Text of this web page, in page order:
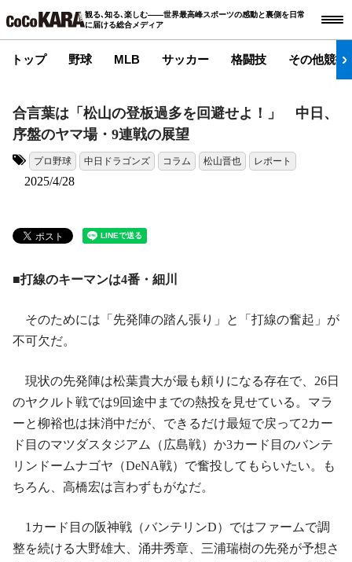
観る､知る､楽しむ――世界最高峰スポーツの感動と裏側を日常
に届ける総合メディア
トップ 野球 MLB サッカー 格闘技 その他競技
合言葉は「松山の登板過多を回避せよ！」 中日、
序盤のヤマ場・9連戦の展望
プロ野球 中日ドラゴンズ コラム 松山晋也 レポート
2025/4/28
■打線のキーマンは4番・細川
そのためには「先発陣の踏ん張り」と「打線の奮起」が
不可欠だ。
現状の先発陣は松葉貴大が最も頼りになる存在で、26日
のヤクルト戦では9回途中までの熱投を見せている。マラ
ーと柳裕也は抹消中だが、できるだけ最短で戻って2カー
ド目のマツダスタジアム（広島戦）か3カード目のバンテ
リンドームナゴヤ（DeNA戦）で奮投してもらいたい。も
ちろん、高橋宏は言わずもがなだ。
1カード目の阪神戦（バンテリンD）ではファームで調
整を続ける大野雄大、涌井秀章、三浦瑞樹の先発が予想さ